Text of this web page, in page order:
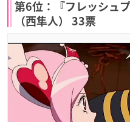
第6位：『フレッシュ
（西隼人） 33票